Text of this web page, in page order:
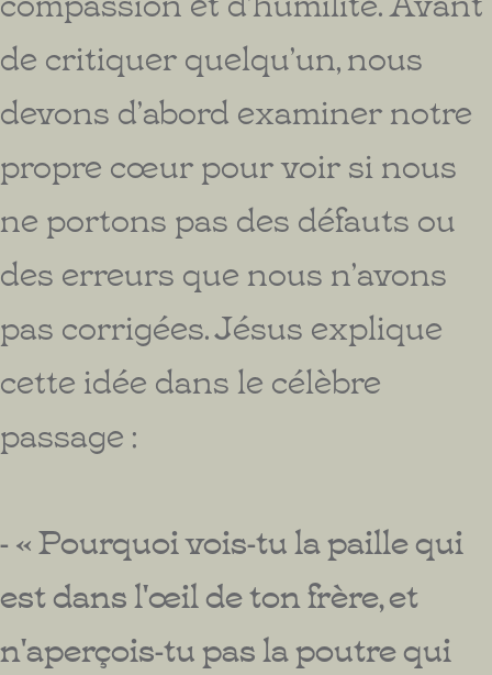
de critiquer quelqu’un, nous
devons d’abord examiner notre
propre cœur pour voir si nous
ne portons pas des défauts ou
des erreurs que nous n’avons
pas corrigées. Jésus explique
cette idée dans le célèbre
passage :
- « Pourquoi vois-tu la paille qui
est dans l'œil de ton frère, et
n'aperçois-tu pas la poutre qui